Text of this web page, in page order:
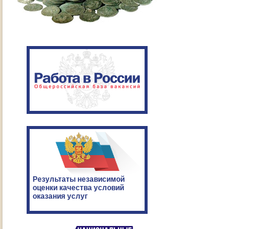
Результаты независимой
оценки качества условий
оказания услуг